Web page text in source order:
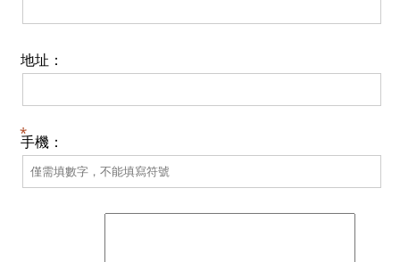
地址：
手機：